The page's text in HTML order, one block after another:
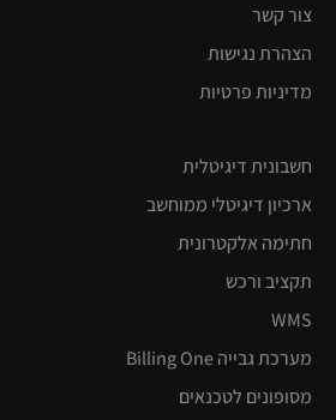
צור קשר
הצהרת נגישות
מדיניות פרטיות
חשבונית דיגיטלית
ארכיון דיגיטלי ממוחשב
חתימה אלקטרונית
תקציב ורכש
WMS
מערכת גבייה Billing One
מסופונים לטכנאים